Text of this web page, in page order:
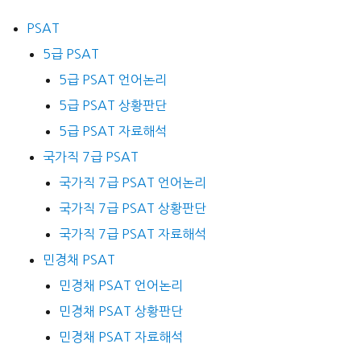
PSAT
5급 PSAT
5급 PSAT 언어논리
5급 PSAT 상황판단
5급 PSAT 자료해석
국가직 7급 PSAT
국가직 7급 PSAT 언어논리
국가직 7급 PSAT 상황판단
국가직 7급 PSAT 자료해석
민경채 PSAT
민경채 PSAT 언어논리
민경채 PSAT 상황판단
민경채 PSAT 자료해석